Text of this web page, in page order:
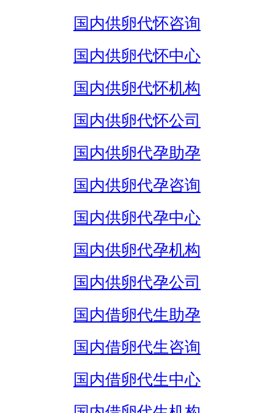
国内供卵代怀咨询
国内供卵代怀中心
国内供卵代怀机构
国内供卵代怀公司
国内供卵代孕助孕
国内供卵代孕咨询
国内供卵代孕中心
国内供卵代孕机构
国内供卵代孕公司
国内借卵代生助孕
国内借卵代生咨询
国内借卵代生中心